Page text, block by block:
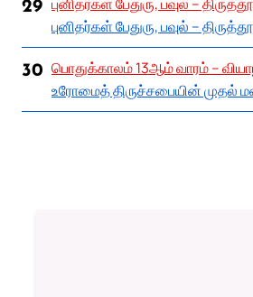
29
புனிதர்கள் பேதுரு, பவுல் –
30 பொதுக்காலம் 13ஆம் வாரம் –
உரோமைத் திருச்சபையின் முதல்